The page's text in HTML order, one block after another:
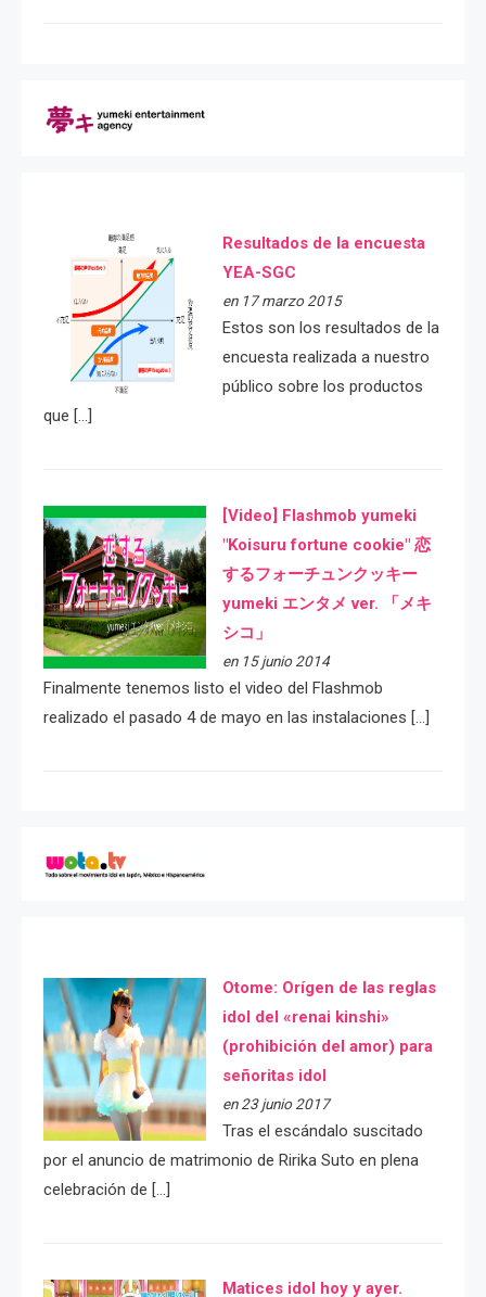
Resultados de la encuesta
YEA-SGC
en 17 marzo 2015
Estos son los resultados de la
encuesta realizada a nuestro
público sobre los productos
que […]
[Video] Flashmob yumeki
"Koisuru fortune cookie" 恋
するフォーチュンクッキー
yumeki エンタメ ver. 「メキ
シコ」
en 15 junio 2014
Finalmente tenemos listo el video del Flashmob
realizado el pasado 4 de mayo en las instalaciones […]
Otome: Orígen de las reglas
idol del «renai kinshi»
(prohibición del amor) para
señoritas idol
en 23 junio 2017
Tras el escándalo suscitado
por el anuncio de matrimonio de Ririka Suto en plena
celebración de […]
Matices idol hoy y ayer.